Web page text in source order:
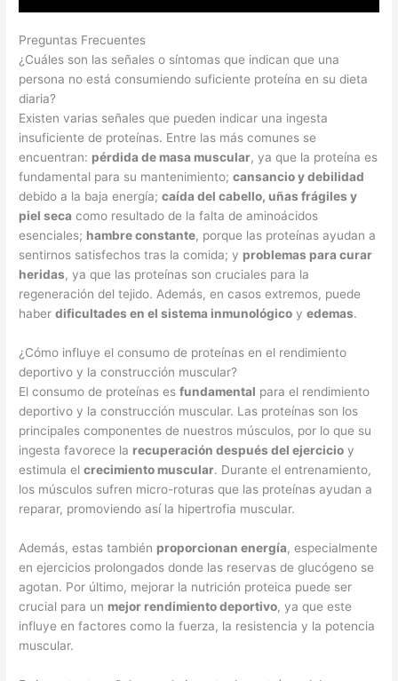
Preguntas Frecuentes
¿Cuáles son las señales o síntomas que indican que una
persona no está consumiendo suficiente proteína en su dieta
diaria?
Existen varias señales que pueden indicar una ingesta
insuficiente de proteínas. Entre las más comunes se
encuentran: pérdida de masa muscular, ya que la proteína es
fundamental para su mantenimiento;cansancio y debilidad
debido a la baja energía;caída del cabello, uñas frágiles y
piel seca como resultado de la falta de aminoácidos
esenciales; hambre constante, porque las proteínas ayudan a
sentirnos satisfechos tras la comida; y problemas para curar
heridas, ya que las proteínas son cruciales para la
regeneración del tejido. Además, en casos extremos, puede
haberdificultades en el sistema inmunológico yedemas.
¿Cómo influye el consumo de proteínas en el rendimiento
deportivo y la construcción muscular?
El consumo de proteínas esfundamental para el rendimiento
deportivo y la construcción muscular. Las proteínas son los
principales componentes de nuestros músculos, por lo que su
ingesta favorece la recuperación después del ejercicio y
estimula elcrecimiento muscular. Durante el entrenamiento,
los músculos sufren micro-roturas que las proteínas ayudan a
reparar, promoviendo así la hipertrofia muscular.
Además, estas también proporcionan energía, especialmente
en ejercicios prolongados donde las reservas de glucógeno se
agotan. Por último, mejorar la nutrición proteica puede ser
crucial para un mejor rendimiento deportivo, ya que este
influye en factores como la fuerza, la resistencia y la potencia
muscular.